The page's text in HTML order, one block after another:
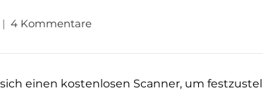
| 4 Kommentare
einen kostenlosen Scanner, um